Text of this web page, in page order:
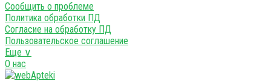
Сообщить о проблеме
Политика обработки ПД
Согласие на обработку ПД
Пользовательское соглашение
Еще ∨
О нас